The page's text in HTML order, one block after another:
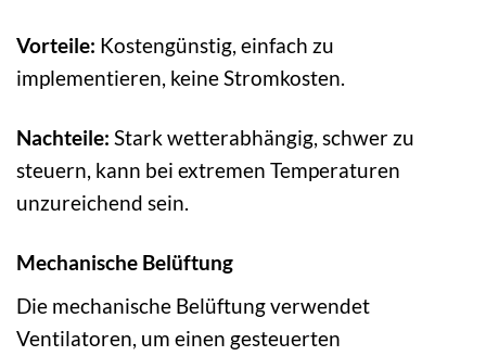
Vorteile: Kostengünstig, einfach zu
implementieren, keine Stromkosten.
Nachteile: Stark wetterabhängig, schwer zu
steuern, kann bei extremen Temperaturen
unzureichend sein.
Mechanische Belüftung
Die mechanische Belüftung verwendet
Ventilatoren, um einen gesteuerten